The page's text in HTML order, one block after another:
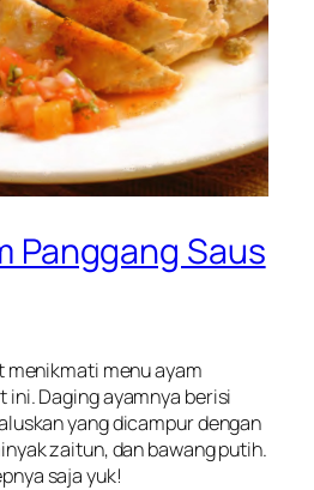
Panggang Saus
menikmati menu ayam
ini. Daging ayamnya berisi
yang dicampur dengan
zaitun, dan bawang putih.
saja yuk!